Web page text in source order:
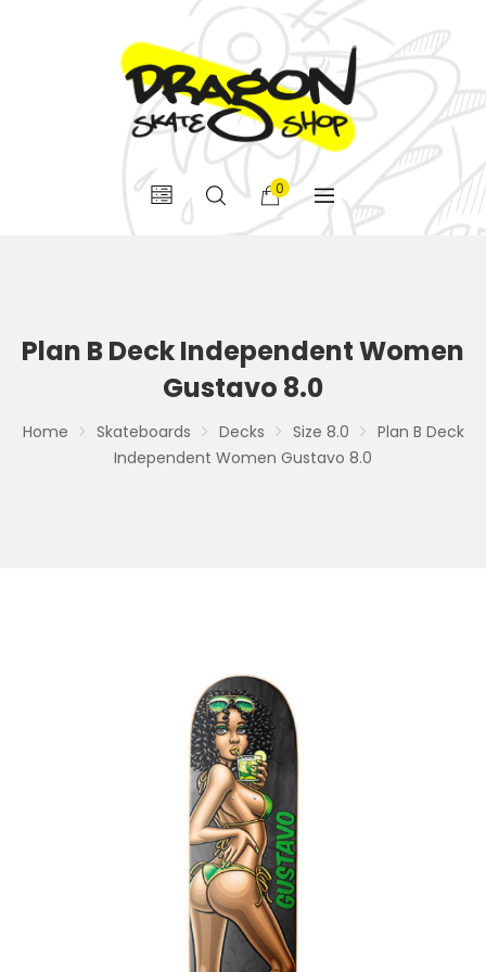
0
Plan B Deck Independent Women
Gustavo 8.0
Home Skateboards Decks Size 8.0
Plan B Deck
Independent Women Gustavo 8.0